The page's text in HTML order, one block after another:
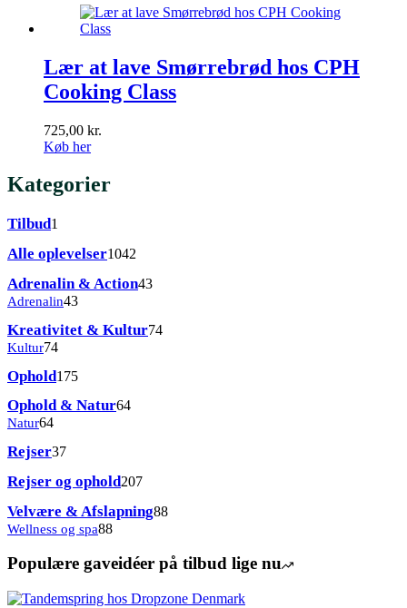
Lær at lave Smørrebrød hos CPH
Cooking Class
725,00 kr.
Køb her
Kategorier
Tilbud1
Alle oplevelser1042
Adrenalin & Action4343
Adrenalin4343
Kreativitet & Kultur7474
Kultur7474
Ophold175175
Ophold & Natur6464
Natur6464
Rejser3737
Rejser og ophold207207
Velvære & Afslapning8888
Wellness og spa8888
Populære gaveidéer på tilbud lige nu